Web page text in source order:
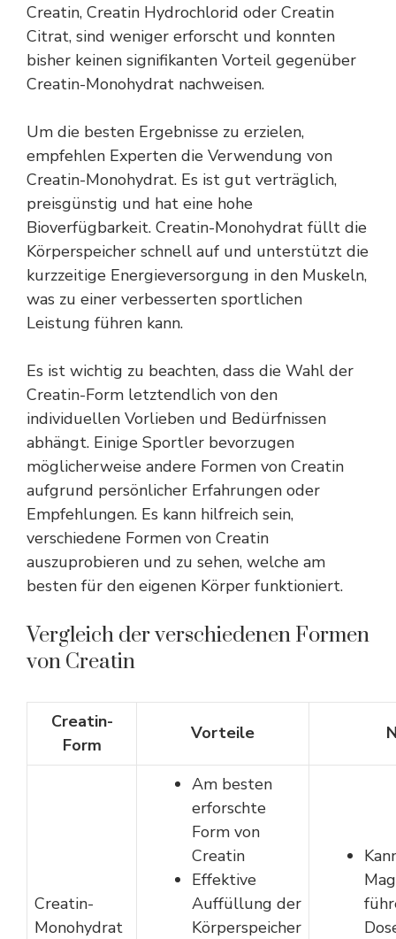
Creatin, Creatin Hydrochlorid oder Creatin
Citrat, sind weniger erforscht und konnten
bisher keinen signifikanten Vorteil gegenüber
Creatin-Monohydrat nachweisen.
Um die besten Ergebnisse zu erzielen,
empfehlen Experten die Verwendung von
Creatin-Monohydrat. Es ist gut verträglich,
preisgünstig und hat eine hohe
Bioverfügbarkeit. Creatin-Monohydrat füllt die
Körperspeicher schnell auf und unterstützt die
kurzzeitige Energieversorgung in den Muskeln,
was zu einer verbesserten sportlichen
Leistung führen kann.
Es ist wichtig zu beachten, dass die Wahl der
Creatin-Form letztendlich von den
individuellen Vorlieben und Bedürfnissen
abhängt. Einige Sportler bevorzugen
möglicherweise andere Formen von Creatin
aufgrund persönlicher Erfahrungen oder
Empfehlungen. Es kann hilfreich sein,
verschiedene Formen von Creatin
auszuprobieren und zu sehen, welche am
besten für den eigenen Körper funktioniert.
Vergleich der verschiedenen Formen
von Creatin
Creatin-
Form
Vorteile
Creatin-
Monohydrat
Am besten
erforschte
Form von
Creatin
Effektive
Auffüllung der
Körperspeicher